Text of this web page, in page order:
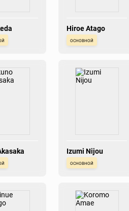
Hiroe Atago
основной
Izumi Nijou
основной